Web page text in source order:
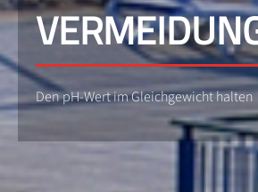
Den pH-Wert im Gleichgewicht halten